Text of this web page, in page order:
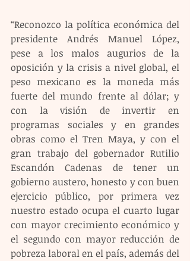
“Reconozco la política económica del
presidente Andrés Manuel López,
pese a los malos augurios de la
oposición y la crisis a nivel global, el
peso mexicano es la moneda más
fuerte del mundo frente al dólar; y
con la visión de invertir en
programas sociales y en grandes
obras como el Tren Maya, y con el
gran trabajo del gobernador Rutilio
Escandón Cadenas de tener un
gobierno austero, honesto y con buen
ejercicio público, por primera vez
nuestro estado ocupa el cuarto lugar
con mayor crecimiento económico y
el segundo con mayor reducción de
pobreza laboral en el país, además del